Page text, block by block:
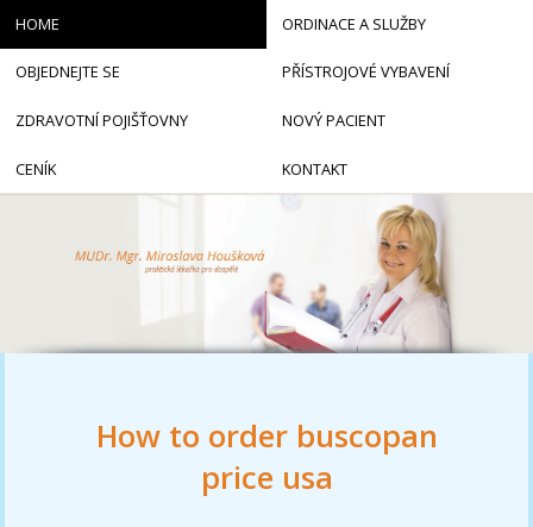
How to order buscopan
price usa
HOME ORDINACE A SLUŽBY
OBJEDNEJTE SE PŘÍSTROJOVÉ VYBAVENÍ
ZDRAVOTNÍ POJIŠŤOVNY NOVÝ PACIENT
CENÍK KONTAKT